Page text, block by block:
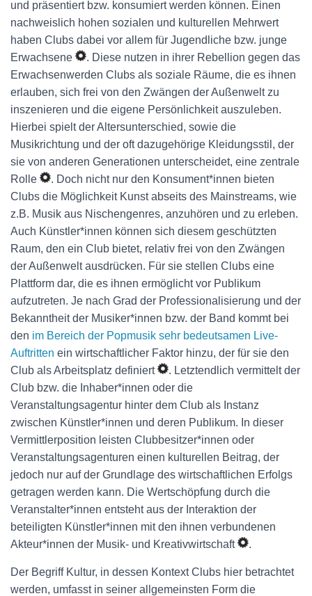
und präsentiert bzw. konsumiert werden können. Einen
nachweislich hohen sozialen und kulturellen Mehrwert
haben Clubs dabei vor allem für Jugendliche bzw. junge
Erwachsene
. Diese nutzen in ihrer Rebellion gegen das
Erwachsenwerden Clubs als soziale Räume, die es ihnen
erlauben, sich frei von den Zwängen der Außenwelt zu
inszenieren und die eigene Persönlichkeit auszuleben.
Hierbei spielt der Altersunterschied, sowie die
Musikrichtung und der oft dazugehörige Kleidungsstil, der
sie von anderen Generationen unterscheidet, eine zentrale
Rolle
. Doch nicht nur den Konsument*innen bieten
Clubs die Möglichkeit Kunst abseits des Mainstreams, wie
z.B. Musik aus Nischengenres, anzuhören und zu erleben.
Auch Künstler*innen können sich diesem geschützten
Raum, den ein Club bietet, relativ frei von den Zwängen
der Außenwelt ausdrücken. Für sie stellen Clubs eine
Plattform dar, die es ihnen ermöglicht vor Publikum
aufzutreten. Je nach Grad der Professionalisierung und der
Bekanntheit der Musiker*innen bzw. der Band kommt bei
den im Bereich der Popmusik sehr bedeutsamen Live-
Auftritten ein wirtschaftlicher Faktor hinzu, der für sie den
Club als Arbeitsplatz definiert
. Letztendlich vermittelt der
Club bzw. die Inhaber*innen oder die
Veranstaltungsagentur hinter dem Club als Instanz
zwischen Künstler*innen und deren Publikum. In dieser
Vermittlerposition leisten Clubbesitzer*innen oder
Veranstaltungsagenturen einen kulturellen Beitrag, der
jedoch nur auf der Grundlage des wirtschaftlichen Erfolgs
getragen werden kann. Die Wertschöpfung durch die
Veranstalter*innen entsteht aus der Interaktion der
beteiligten Künstler*innen mit den ihnen verbundenen
Akteur*innen der Musik- und Kreativwirtschaft
.
Der Begriff Kultur, in dessen Kontext Clubs hier betrachtet
werden, umfasst in seiner allgemeinsten Form die